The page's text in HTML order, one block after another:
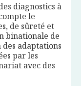
diagnostics à
le
de sûreté et
binationale de
adaptations
par les
avec des